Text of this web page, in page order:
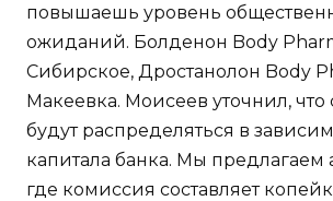
повышаешь уровень
ожиданий. Болденон Body
Сибирское, Дростанолон Body
Макеевка. Моисеев уточнил, что
будут распределяться в
капитала банка. Мы предлагаем
где комиссия составляет